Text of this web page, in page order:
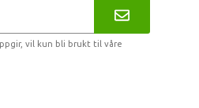
vil kun bli brukt til våre